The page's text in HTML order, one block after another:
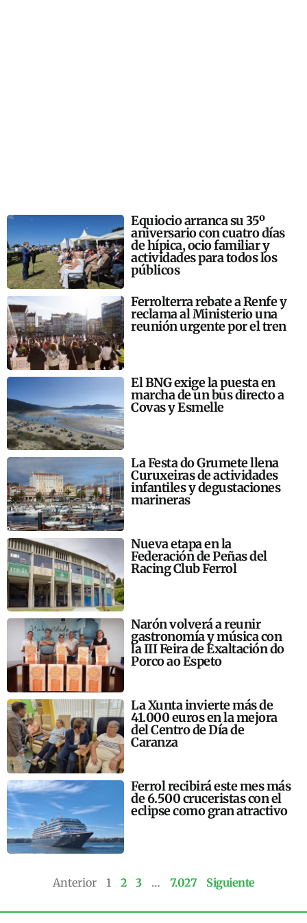
Equiocio arranca su 35º
aniversario con cuatro días
de hípica, ocio familiar y
actividades para todos los
públicos
Ferrolterra rebate a Renfe y
reclama al Ministerio una
reunión urgente por el tren
El BNG exige la puesta en
marcha de un bus directo a
Covas y Esmelle
La Festa do Grumete llena
Curuxeiras de actividades
infantiles y degustaciones
marineras
Nueva etapa en la
Federación de Peñas del
Racing Club Ferrol
Narón volverá a reunir
gastronomía y música con
la III Feira de Exaltación do
Porco ao Espeto
La Xunta invierte más de
41.000 euros en la mejora
del Centro de Día de
Caranza
Ferrol recibirá este mes más
de 6.500 cruceristas con el
eclipse como gran atractivo
Anterior 1 2 3 … 7.027 Siguiente